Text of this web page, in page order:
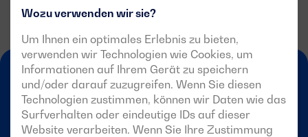
Wozu verwenden wir sie?
Um Ihnen ein optimales Erlebnis zu bieten,
verwenden wir Technologien wie Cookies, um
Informationen auf Ihrem Gerät zu speichern
und/oder darauf zuzugreifen. Wenn Sie diesen
Technologien zustimmen, können wir Daten wie das
Surfverhalten oder eindeutige IDs auf dieser
Website verarbeiten. Wenn Sie Ihre Zustimmung